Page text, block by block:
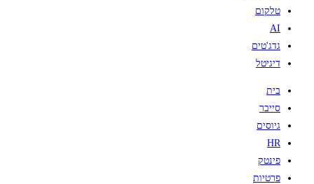
טלקום
AI
גדג'טים
דיגיטל
בית
סייבר
גיוסים
HR
פינטק
פרטיות